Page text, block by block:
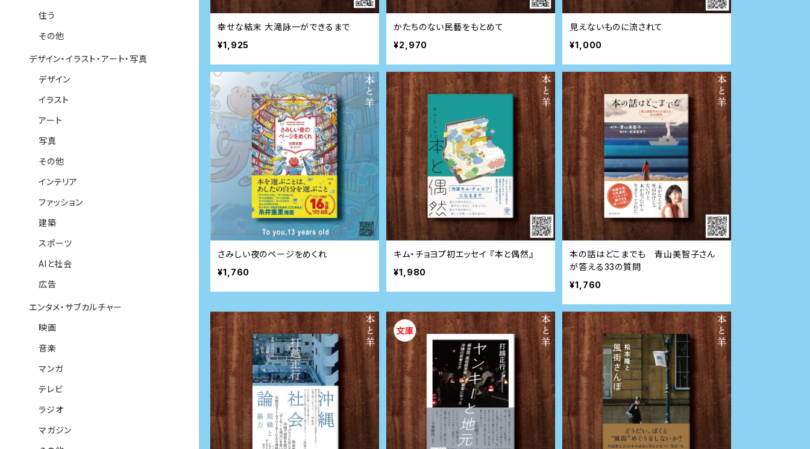
幸せな結末 大滝詠一ができるまで
¥1,925
かたちのない民藝をもとめて
¥2,970
見えないものに流されて
¥1,000
さみしい夜のページをめくれ
¥1,760
キム・チョヨプ初エッセイ 『本と偶然』
¥1,980
本の話はどこまでも 青山美智子さん
が答える33の質問
¥1,760
住う
その他
デザイン・イラスト・アート・写真
デザイン
イラスト
アート
写真
その他
インテリア
ファッション
建築
スポーツ
AIと社会
広告
エンタメ・サブカルチャー
映画
音楽
マンガ
テレビ
ラジオ
マガジン